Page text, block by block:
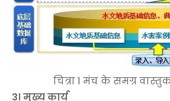
चित्रा 1 मंच के समग्र
3। मुख्य कार्य